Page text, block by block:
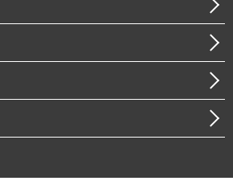
ーツ・スマートシティ
システム